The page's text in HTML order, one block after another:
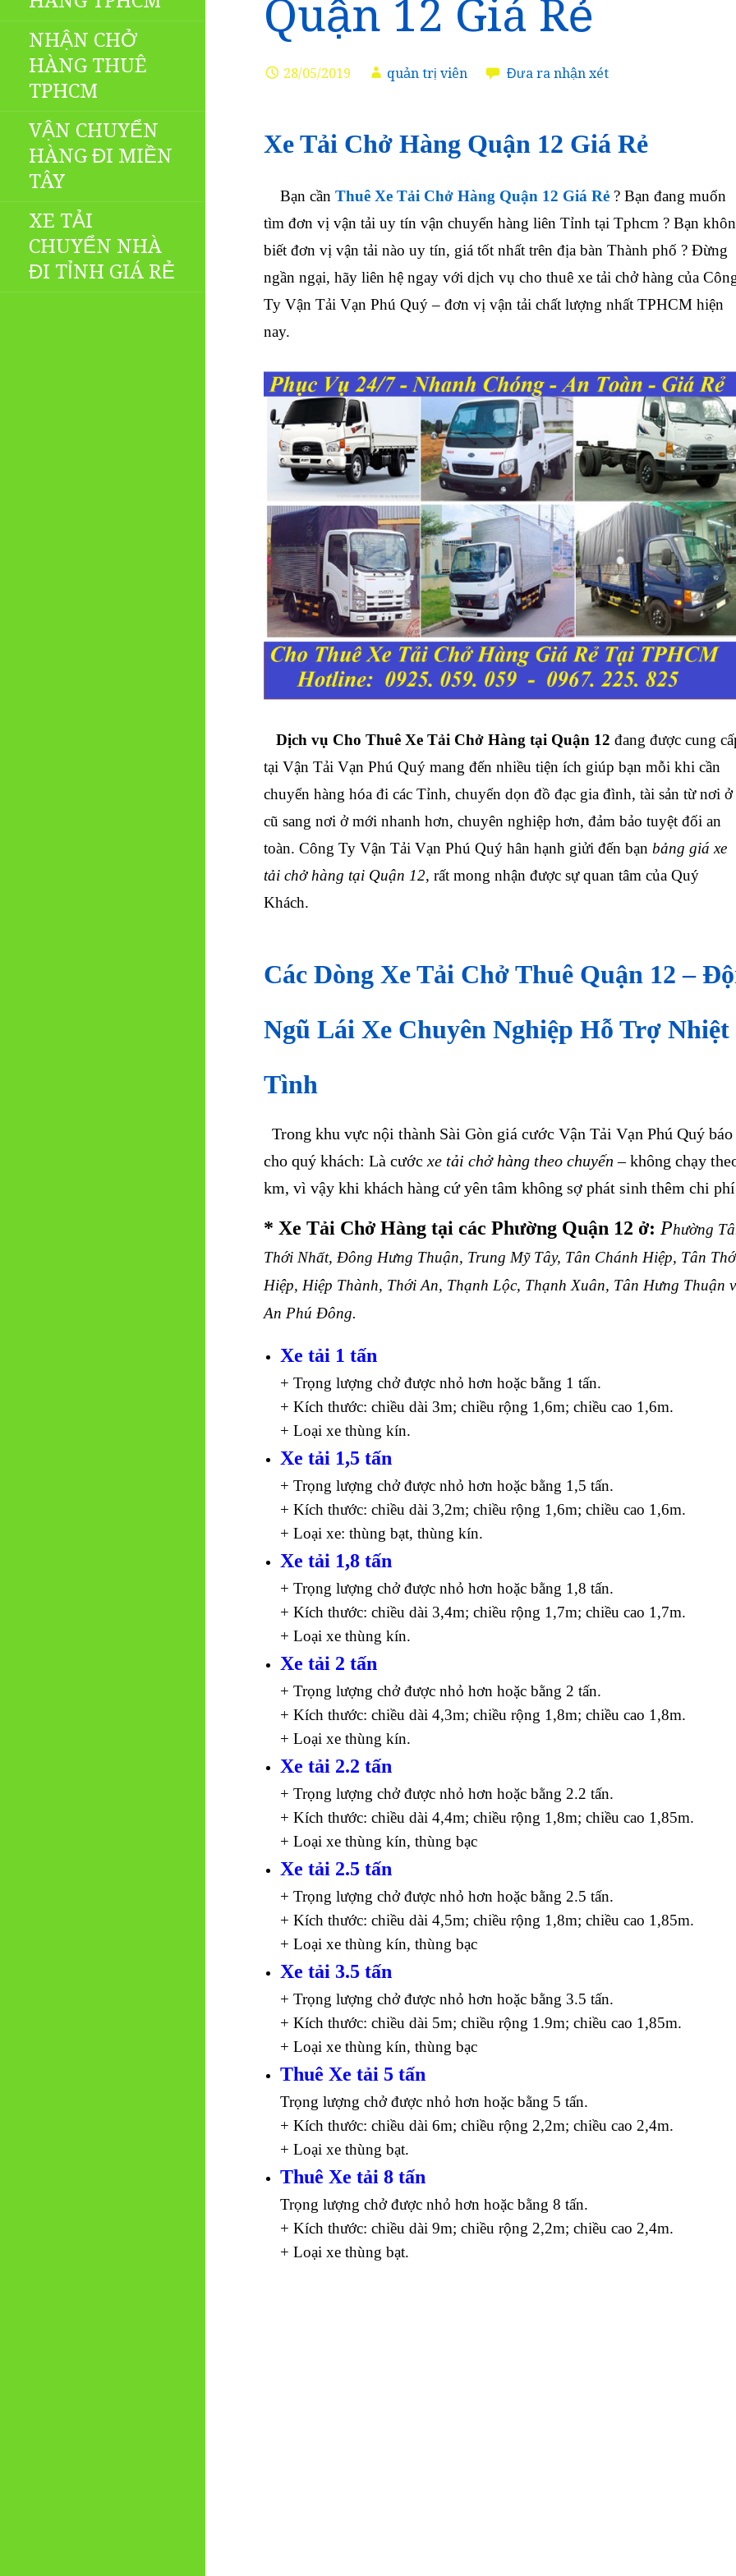
NHẬN CHỞ
HÀNG THUÊ
TPHCM
VẬN CHUYỂN
HÀNG ĐI MIỀN
TÂY
XE TẢI
CHUYỂN NHÀ
ĐI TỈNH GIÁ RẺ
Quận 12 Giá Rẻ
28/05/2019 quản trị viên Đưa ra nhận xét
Xe Tải Chở Hàng Quận 12 Giá Rẻ
Bạn cần Thuê Xe Tải Chở Hàng Quận 12 Giá Rẻ ? Bạn đang muốn
tìm đơn vị vận tải uy tín vận chuyển hàng liên Tỉnh tại Tphcm ? Bạn
biết đơn vị vận tải nào uy tín, giá tốt nhất trên địa bàn Thành phố ? Đừng
ngần ngại, hãy liên hệ ngay với dịch vụ cho thuê xe tải chở hàng của
Ty Vận Tải Vạn Phú Quý – đơn vị vận tải chất lượng nhất TPHCM hiện
nay.
Dịch vụ Cho Thuê Xe Tải Chở Hàng tại Quận 12 đang được cung
tại Vận Tải Vạn Phú Quý mang đến nhiều tiện ích giúp bạn mỗi khi cần
chuyển hàng hóa đi các Tỉnh, chuyển dọn đồ đạc gia đình, tài sản từ nơi ở
cũ sang nơi ở mới nhanh hơn, chuyên nghiệp hơn, đảm bảo tuyệt đối an
toàn. Công Ty Vận Tải Vạn Phú Quý hân hạnh giửi đến bạn bảng giá xe
tải chở hàng tại Quận 12, rất mong nhận được sự quan tâm của Quý
Khách.
Các Dòng Xe Tải Chở Thuê Quận 12 –
Ngũ Lái Xe Chuyên Nghiệp Hỗ Trợ Nhiệt
Tình
Trong khu vực nội thành Sài Gòn giá cước Vận Tải Vạn Phú Quý báo
cho quý khách: Là cước xe tải chở hàng theo chuyến – không chạy
km, vì vậy khi khách hàng cứ yên tâm không sợ phát sinh thêm chi
* Xe Tải Chở Hàng tại các Phường Quận 12 ở: Phường
Thới Nhất, Đông Hưng Thuận, Trung Mỹ Tây, Tân Chánh Hiệp, Tân
Hiệp, Hiệp Thành, Thới An, Thạnh Lộc, Thạnh Xuân, Tân Hưng Thuận
An Phú Đông.
Xe tải 1 tấn
+ Trọng lượng chở được nhỏ hơn hoặc bằng 1 tấn.
+ Kích thước: chiều dài 3m; chiều rộng 1,6m; chiều cao 1,6m.
+ Loại xe thùng kín.
Xe tải 1,5 tấn
+ Trọng lượng chở được nhỏ hơn hoặc bằng 1,5 tấn.
+ Kích thước: chiều dài 3,2m; chiều rộng 1,6m; chiều cao 1,6m.
+ Loại xe: thùng bạt, thùng kín.
Xe tải 1,8 tấn
+ Trọng lượng chở được nhỏ hơn hoặc bằng 1,8 tấn.
+ Kích thước: chiều dài 3,4m; chiều rộng 1,7m; chiều cao 1,7m.
+ Loại xe thùng kín.
Xe tải 2 tấn
+ Trọng lượng chở được nhỏ hơn hoặc bằng 2 tấn.
+ Kích thước: chiều dài 4,3m; chiều rộng 1,8m; chiều cao 1,8m.
+ Loại xe thùng kín.
Xe tải 2.2 tấn
+ Trọng lượng chở được nhỏ hơn hoặc bằng 2.2 tấn.
+ Kích thước: chiều dài 4,4m; chiều rộng 1,8m; chiều cao 1,85m.
+ Loại xe thùng kín, thùng bạc
Xe tải 2.5 tấn
+ Trọng lượng chở được nhỏ hơn hoặc bằng 2.5 tấn.
+ Kích thước: chiều dài 4,5m; chiều rộng 1,8m; chiều cao 1,85m.
+ Loại xe thùng kín, thùng bạc
Xe tải 3.5 tấn
+ Trọng lượng chở được nhỏ hơn hoặc bằng 3.5 tấn.
+ Kích thước: chiều dài 5m; chiều rộng 1.9m; chiều cao 1,85m.
+ Loại xe thùng kín, thùng bạc
Thuê Xe tải 5 tấn
Trọng lượng chở được nhỏ hơn hoặc bằng 5 tấn.
+ Kích thước: chiều dài 6m; chiều rộng 2,2m; chiều cao 2,4m.
+ Loại xe thùng bạt.
Thuê Xe tải 8 tấn
Trọng lượng chở được nhỏ hơn hoặc bằng 8 tấn.
+ Kích thước: chiều dài 9m; chiều rộng 2,2m; chiều cao 2,4m.
+ Loại xe thùng bạt.